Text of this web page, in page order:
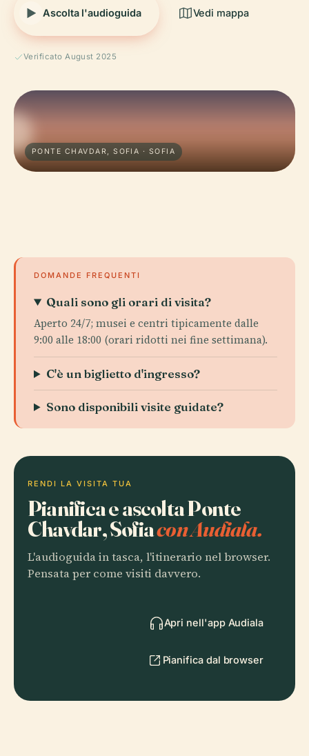
Ascolta l'audioguida Vedi mappa
Verificato August 2025
PONTE CHAVDAR, SOFIA · SOFIA
DOMANDE FREQUENTI
Quali sono gli orari di visita?
Aperto 24/7; musei e centri tipicamente dalle
9:00 alle 18:00 (orari ridotti nei fine settimana).
C'è un biglietto d'ingresso?
Sono disponibili visite guidate?
RENDI LA VISITA TUA
Pianifica e ascolta Ponte
Chavdar, Sofiacon Audiala.
L'audioguida in tasca, l'itinerario nel browser.
Pensata per come visiti davvero.
Apri nell'app Audiala
Pianifica dal browser